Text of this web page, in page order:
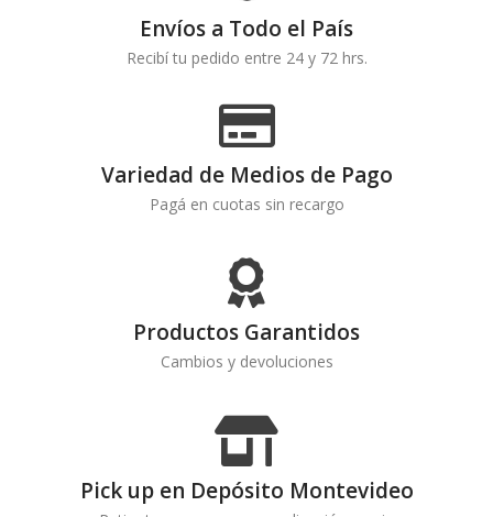
Envíos a Todo el País
Recibí tu pedido entre 24 y 72 hrs.
Variedad de Medios de Pago
Pagá en cuotas sin recargo
Productos Garantidos
Cambios y devoluciones
Pick up en Depósito Montevideo